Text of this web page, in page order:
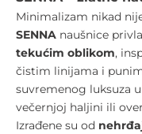
Minimalizam nikad
SENNA naušnice
tekućim oblikom,
čistim linijama i
suvremenog luksuza
večernjoj haljini ili
Izrađene su od